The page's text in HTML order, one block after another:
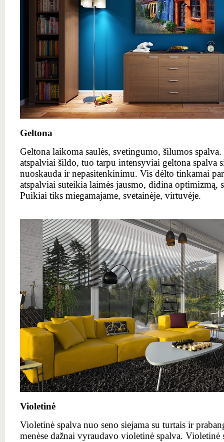
Geltona
Geltona laikoma saulės, svetingumo, šilumos
atspalviai šildo, tuo tarpu intensyviai geltona spalva
nuoskauda ir nepasitenkinimu. Vis dėlto tinkamai
atspalviai suteikia laimės jausmo, didina optimizmą,
Puikiai tiks miegamajame, svetainėje, virtuvėje.
Violetinė
Violetinė spalva nuo seno siejama su turtais ir
menėse dažnai vyraudavo violetinė spalva. Violetinė